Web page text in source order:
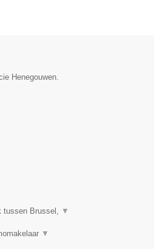
Henegouwen.
tussen Brussel, ▼
▼